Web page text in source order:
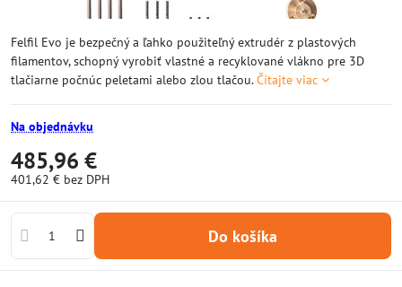
Felfil Evo je bezpečný a ľahko použiteľný extrudér z plastových
filamentov, schopný vyrobiť vlastné a recyklované vlákno pre 3D
tlačiarne počnúc peletami alebo zlou tlačou.Čítajte viac
Na objednávku
485,96 €
401,62 € bez DPH
Do košíka